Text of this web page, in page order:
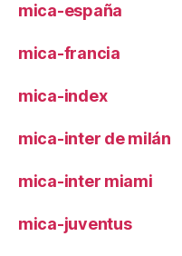
mica-españa
mica-francia
mica-index
mica-inter de milán
mica-inter miami
mica-juventus